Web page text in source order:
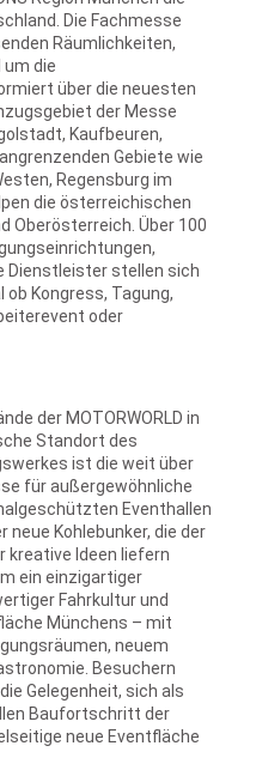
Die Fachmesse
Räumlichkeiten,
die
über die neuesten
der Messe
Kaufbeuren,
Gebiete wie
Regensburg im
die österreichischen
Oberösterreich. Über 100
Dienstleister stellen sich
ob Kongress, Tagung,
oder
der MOTORWORLD in
Standort des
ist die weit über
für außergewöhnliche
Eventhallen
neue Kohlebunker, die der
kreative Ideen liefern
ein einzigartiger
Fahrkultur und
Münchens – mit
neuem
Besuchern
Gelegenheit, sich als
Baufortschritt der
neue Eventfläche